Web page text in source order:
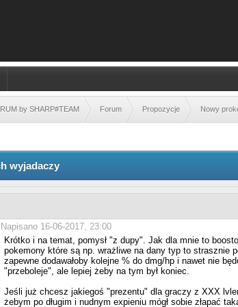
by SHARP#TEAM Forum Propozycje Nowy
wyjadaczy
Napisano 16-06-2017, 23:00
Krótko i na temat, pomysł "z dupy". Jak dla mnie to
pokemony które są np. wrażliwe na dany typ to strasznie
zapewne dodawałoby kolejne % do dmg/hp i nawet nie
"przeboleje", ale lepiej żeby na tym był koniec.
Jeśli już chcesz jakiegoś "prezentu" dla graczy z XXX
żebym po długim i nudnym expieniu mógł sobie złapać